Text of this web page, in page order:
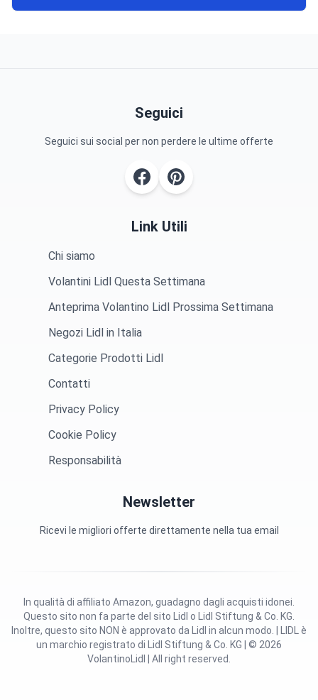
Seguici
Seguici sui social per non perdere le ultime offerte
Link Utili
Chi siamo
Volantini Lidl Questa Settimana
Anteprima Volantino Lidl Prossima Settimana
Negozi Lidl in Italia
Categorie Prodotti Lidl
Contatti
Privacy Policy
Cookie Policy
Responsabilità
Newsletter
Ricevi le migliori offerte direttamente nella tua email
Questo sito non fa parte del sito Lidl o Lidl Stiftung & Co. KG.
Inoltre, questo sito NON è approvato da Lidl in alcun modo. | LIDL è
un marchio registrato di Lidl Stiftung & Co. KG | © 2026
VolantinoLidl | All right reserved.
In qualità di affiliato Amazon, guadagno dagli acquisti idonei.